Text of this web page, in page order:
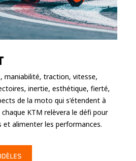
maniabilité, traction, vitesse,
inertie, esthétique, fierté,
de la moto qui s'étendent à
KTM relèvera le défi pour
alimenter les performances.